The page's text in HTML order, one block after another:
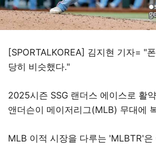
[SPORTALKOREA] 김지현 기자= "
당히 비슷했다."
2025시즌 SSG 랜더스 에이스로 활
앤더슨이 메이저리그(MLB) 무대에
MLB 이적 시장을 다루는 'MLBTR'은